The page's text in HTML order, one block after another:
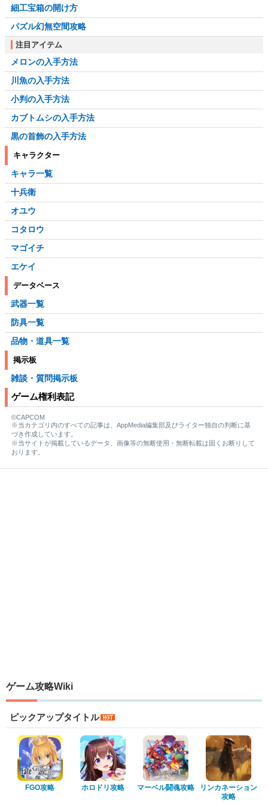
細工宝箱の開け方
パズル幻無空間攻略
注目アイテム
メロンの入手方法
川魚の入手方法
小判の入手方法
カブトムシの入手方法
黒の首飾の入手方法
キャラクター
キャラ一覧
十兵衛
オユウ
コタロウ
マゴイチ
エケイ
データベース
武器一覧
防具一覧
品物・道具一覧
掲示板
雑談・質問掲示板
ゲーム権利表記
©CAPCOM
※当カテゴリ内のすべての記事は、AppMedia編集部及びライター独自の判断に基
づき作成しています。
※当サイトが掲載しているデータ、画像等の無断使用・無断転載は固くお断りして
おります。
ゲーム攻略Wiki
ピックアップタイトル
FGO攻略 ホロドリ攻略 マーベル闘魂攻略
リンカネーション
攻略